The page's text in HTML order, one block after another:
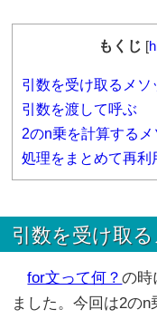
もくじ [
引数を受け取るメソ
引数を渡して呼ぶ
2のn乗を計算するメ
処理をまとめて再利
引数を受け取
for文って何？の時
ました。今回は2のn